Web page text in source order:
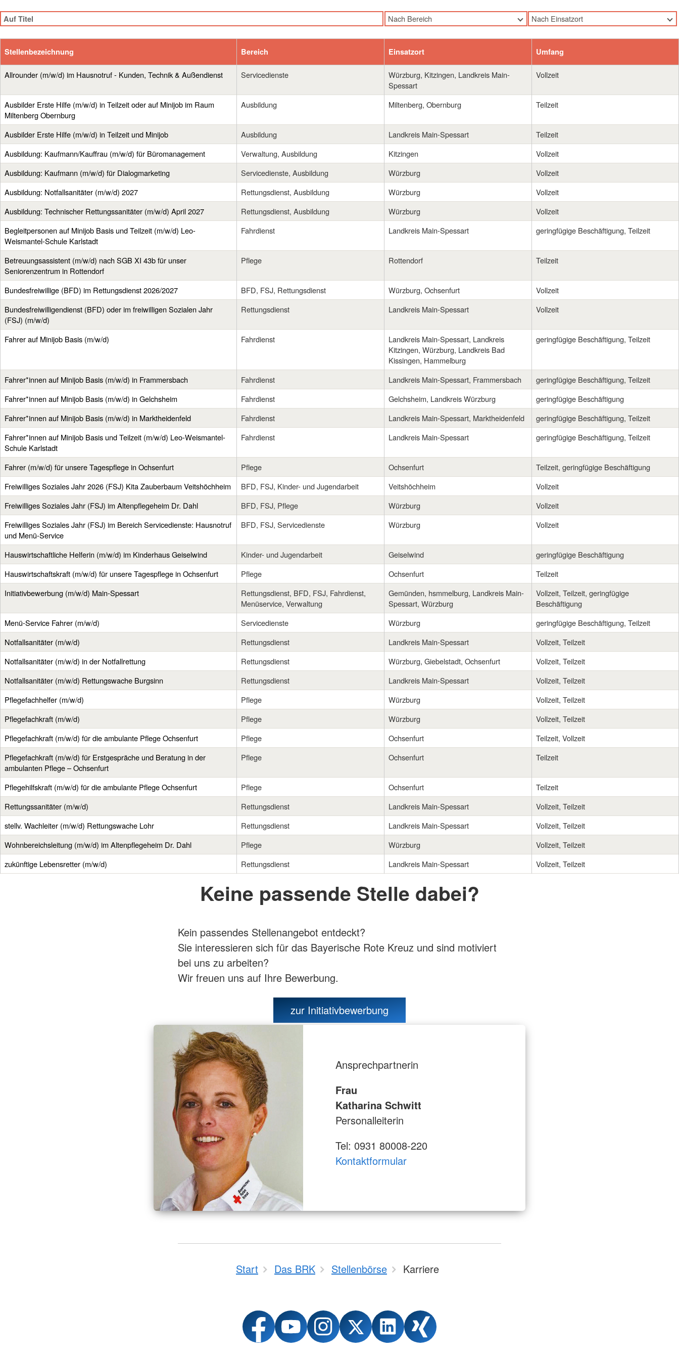
Nach Bereich
Ausbildung
Fahrdienst
Kinder- und Jugendarbeit
Menüservice
Servicedienste
Sozialpsychiatrie
Verwaltung
Nach Einsatzort
Frammersbach
Gelchsheim
Giebelstadt
Kitzingen
Landkreis Bad Kissingen
Landkreis Kitzingen
Landkreis Main-Spessart
Landkreis Würzburg
Martinsheim
Marktheidenfeld
Miltenberg
Obernburg
Ochsenfurt
Rödelsee
Rottendorf
Seinsheim
Wiesentheid
Würzburg
Stellenbezeichnung Bereich Einsatzort Umfang
Allrounder (m/w/d) im Hausnotruf - Kunden, Technik & Außendienst Servicedienste
Würzburg, Kitzingen, Landkreis Main-
Spessart
Vollzeit
Ausbilder Erste Hilfe (m/w/d) in Teilzeit oder auf Minijob im Raum
Miltenberg Obernburg
Ausbildung Miltenberg, Obernburg Teilzeit
Ausbilder Erste Hilfe (m/w/d) in Teilzeit und Minijob Ausbildung Landkreis Main-Spessart
Teilzeit
Ausbildung: Kaufmann/Kauffrau (m/w/d) für Büromanagement
Verwaltung, Ausbildung Kitzingen
Vollzeit
Ausbildung: Kaufmann (m/w/d) für Dialogmarketing
Servicedienste, Ausbildung Würzburg
Vollzeit
Ausbildung: Notfallsanitäter (m/w/d) 2027
Rettungsdienst, Ausbildung Würzburg
Vollzeit
Ausbildung: Technischer Rettungssanitäter (m/w/d) April 2027
Rettungsdienst, Ausbildung Würzburg
Vollzeit
Begleitpersonen auf Minijob Basis und Teilzeit (m/w/d) Leo-
Weismantel-Schule Karlstadt
Fahrdienst Landkreis Main-Spessart geringfügige Beschäftigung, Teilzeit
Betreuungsassistent (m/w/d) nach SGB XI 43b für unser
Seniorenzentrum in Rottendorf
Pflege Rottendorf Teilzeit
Bundesfreiwillige (BFD) im Rettungsdienst 2026/2027 BFD, FSJ, Rettungsdienst Würzburg, Ochsenfurt
Vollzeit
Bundesfreiwilligendienst (BFD) oder im freiwilligen Sozialen Jahr
(FSJ) (m/w/d)
Rettungsdienst Landkreis Main-Spessart Vollzeit
Fahrer auf Minijob Basis (m/w/d) Fahrdienst
Landkreis Main-Spessart, Landkreis
Kitzingen, Würzburg, Landkreis Bad
Kissingen, Hammelburg
geringfügige Beschäftigung, Teilzeit
Fahrer*innen auf Minijob Basis (m/w/d) in Frammersbach Fahrdienst Landkreis Main-Spessart, Frammersbach
geringfügige Beschäftigung, Teilzeit
Fahrer*innen auf Minijob Basis (m/w/d) in Gelchsheim
Fahrdienst Gelchsheim, Landkreis Würzburg
geringfügige Beschäftigung
Fahrer*innen auf Minijob Basis (m/w/d) in Marktheidenfeld
Fahrdienst Landkreis Main-Spessart, Marktheidenfeld
geringfügige Beschäftigung, Teilzeit
Fahrer*innen auf Minijob Basis und Teilzeit (m/w/d) Leo-Weismantel-
Schule Karlstadt
Fahrdienst Landkreis Main-Spessart geringfügige Beschäftigung, Teilzeit
Fahrer (m/w/d) für unsere Tagespflege in Ochsenfurt Pflege Ochsenfurt
Teilzeit, geringfügige Beschäftigung
Freiwilliges Soziales Jahr 2026 (FSJ) Kita Zauberbaum Veitshöchheim
BFD, FSJ, Kinder- und Jugendarbeit Veitshöchheim
Vollzeit
Freiwilliges Soziales Jahr (FSJ) im Altenpflegeheim Dr. Dahl
BFD, FSJ, Pflege Würzburg
Vollzeit
Freiwilliges Soziales Jahr (FSJ) im Bereich Servicedienste: Hausnotruf
und Menü-Service
BFD, FSJ, Servicedienste Würzburg Vollzeit
Hauswirtschaftliche Helferin (m/w/d) im Kinderhaus Geiselwind Kinder- und Jugendarbeit Geiselwind
geringfügige Beschäftigung
Hauswirtschaftskraft (m/w/d) für unsere Tagespflege in Ochsenfurt
Pflege Ochsenfurt
Teilzeit
Initiativbewerbung (m/w/d) Main-Spessart
Rettungsdienst, BFD, FSJ, Fahrdienst,
Menüservice, Verwaltung
Gemünden, hsmmelburg, Landkreis Main-
Spessart, Würzburg
Vollzeit, Teilzeit, geringfügige
Beschäftigung
Menü-Service Fahrer (m/w/d)
Servicedienste Würzburg
geringfügige Beschäftigung, Teilzeit
Notfallsanitäter (m/w/d)
Rettungsdienst Landkreis Main-Spessart
Vollzeit, Teilzeit
Notfallsanitäter (m/w/d) in der Notfallrettung
Rettungsdienst Würzburg, Giebelstadt, Ochsenfurt
Vollzeit, Teilzeit
Notfallsanitäter (m/w/d) Rettungswache Burgsinn
Rettungsdienst Landkreis Main-Spessart
Vollzeit, Teilzeit
Pflegefachhelfer (m/w/d)
Pflege Würzburg
Vollzeit, Teilzeit
Pflegefachkraft (m/w/d)
Pflege Würzburg
Vollzeit, Teilzeit
Pflegefachkraft (m/w/d) für die ambulante Pflege Ochsenfurt
Pflege Ochsenfurt
Teilzeit, Vollzeit
Pflegefachkraft (m/w/d) für Erstgespräche und Beratung in der
ambulanten Pflege – Ochsenfurt
Pflege Ochsenfurt Teilzeit
Pflegehilfskraft (m/w/d) für die ambulante Pflege Ochsenfurt Pflege Ochsenfurt
Teilzeit
Rettungssanitäter (m/w/d)
Rettungsdienst Landkreis Main-Spessart
Vollzeit, Teilzeit
stellv. Wachleiter (m/w/d) Rettungswache Lohr
Rettungsdienst Landkreis Main-Spessart
Vollzeit, Teilzeit
Wohnbereichsleitung (m/w/d) im Altenpflegeheim Dr. Dahl
Pflege Würzburg
Vollzeit, Teilzeit
zukünftige Lebensretter (m/w/d)
Rettungsdienst Landkreis Main-Spessart Vollzeit, Teilzeit
Keine passende Stelle dabei?
Kein passendes Stellenangebot entdeckt?
Sie interessieren sich für das Bayerische Rote Kreuz und sind motiviert
bei uns zu arbeiten?
Wir freuen uns auf Ihre Bewerbung.
zur Initiativbewerbung
Ansprechpartnerin
Frau
Katharina Schwitt
Personalleiterin
Tel: 0931 80008-220
Kontaktformular
Start Das BRK Stellenbörse Karriere